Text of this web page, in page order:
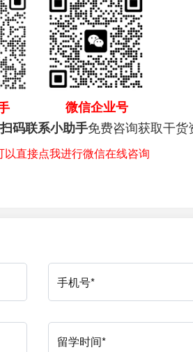
微信企业号
扫码联系小助手免费咨询获取干货
以直接点我进行微信在线咨询